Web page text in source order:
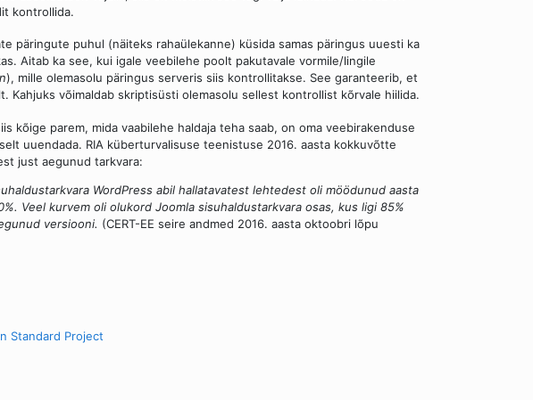
kontrollida.
päringute puhul (näiteks rahaülekanne) küsida samas päringus uuesti ka
Aitab ka see, kui igale veebilehe poolt pakutavale vormile/lingile
), mille olemasolu päringus serveris siis kontrollitakse. See garanteerib, et
Kahjuks võimaldab skriptisüsti olemasolu sellest kontrollist kõrvale hiilida.
kõige parem, mida vaabilehe haldaja teha saab, on oma veebirakenduse
uuendada. RIA küberturvalisuse teenistuse 2016. aasta kokkuvõtte
just aegunud tarkvara:
WordPress abil hallatavatest lehtedest oli möödunud aasta
Veel kurvem oli olukord Joomla sisuhaldustarkvara osas, kus ligi 85%
versiooni. (CERT-EE seire andmed 2016. aasta oktoobri lõpu
Standard Project